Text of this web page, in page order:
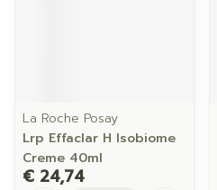
La Roche Posay
Lrp Effaclar H Isobiome
Creme 40ml
€ 24,74